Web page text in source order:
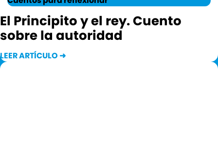
El Principito y el rey. Cuento
sobre la autoridad
LEER ARTÍCULO ➜